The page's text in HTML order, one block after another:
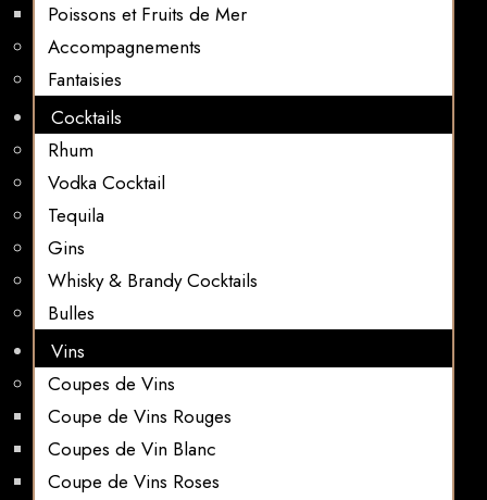
Poissons et Fruits de Mer
Accompagnements
Fantaisies
Cocktails
Rhum
Vodka Cocktail
Tequila
Gins
Whisky & Brandy Cocktails
Bulles
Vins
Coupes de Vins
Coupe de Vins Rouges
Coupes de Vin Blanc
Coupe de Vins Roses